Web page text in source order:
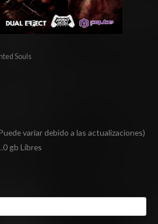
Souls
variar debido a las actualizaciones)
gb Libres